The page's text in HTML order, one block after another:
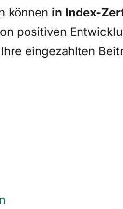
können in Index-
positiven
eingezahlten